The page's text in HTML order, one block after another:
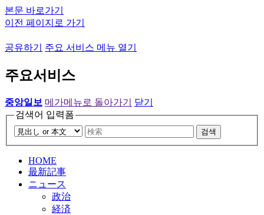
본문 바로가기
이전 페이지로 가기
공유하기 주요 서비스 메뉴 열기
주요서비스
중앙일보 메가메뉴로 돌아가기
닫기
검색어 입력폼
검색
HOME
最新記事
ニュース
政治
経済